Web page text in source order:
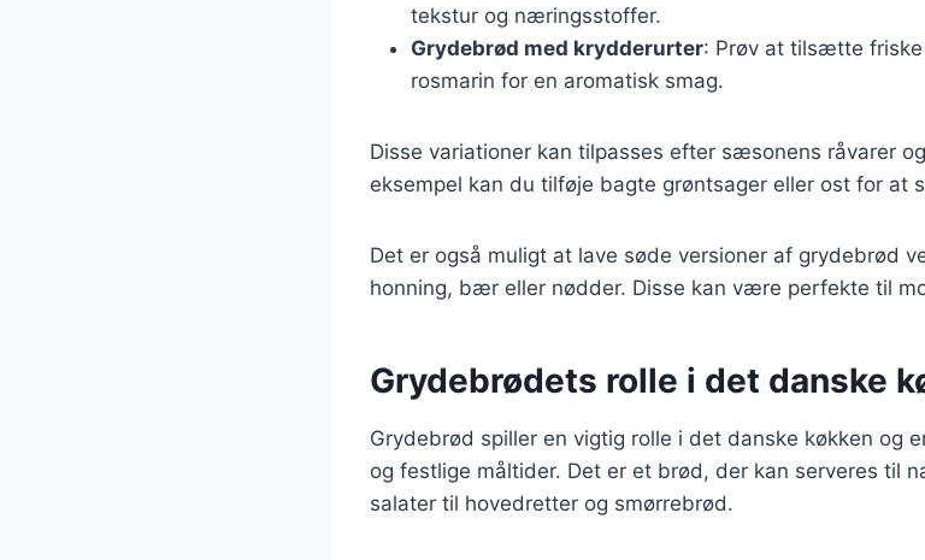
tekstur og næringsstoffer.
Grydebrød med krydderurter: Prøv at tilsætte
rosmarin for en aromatisk smag.
Disse variationer kan tilpasses efter sæsonens råvarer
eksempel kan du tilføje bagte grøntsager eller ost for at
Det er også muligt at lave søde versioner af grydebrød
honning, bær eller nødder. Disse kan være perfekte til
Grydebrødets rolle i det danske
Grydebrød spiller en vigtig rolle i det danske køkken og
og festlige måltider. Det er et brød, der kan serveres til
salater til hovedretter og smørrebrød.